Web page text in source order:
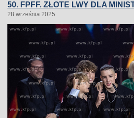
50. FPFF. ZŁOTE LWY DLA
28 września 2025